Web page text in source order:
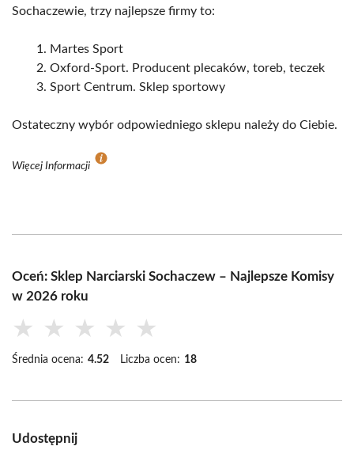
Sochaczewie, trzy najlepsze firmy to:
Martes Sport
Oxford-Sport. Producent plecaków, toreb, teczek
Sport Centrum. Sklep sportowy
Ostateczny wybór odpowiedniego sklepu należy do Ciebie.
Więcej Informacji
Oceń: Sklep Narciarski Sochaczew – Najlepsze Komisy
w 2026 roku
★ ★ ★ ★ ★
Średnia ocena: 4.52 Liczba ocen: 18
Udostępnij